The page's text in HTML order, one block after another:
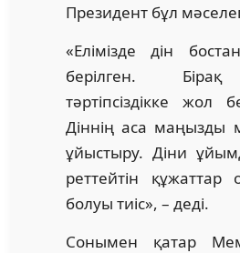
Президент бұл
«Елімізде дін
берілген. Бірақ
тәртіпсіздікке жол
Діннің аса маңызды
ұйыстыру. Діни
реттейтін
болуы тиіс», – деді.
Сонымен қатар